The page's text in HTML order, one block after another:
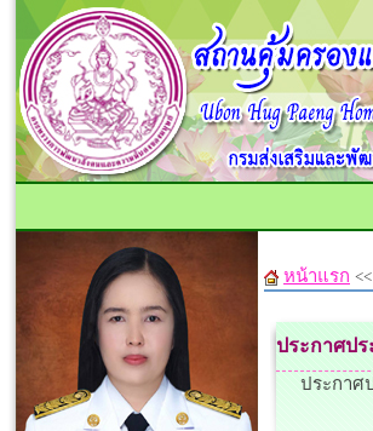
หน้าแรก <<
ประกาศป
ประกาศป